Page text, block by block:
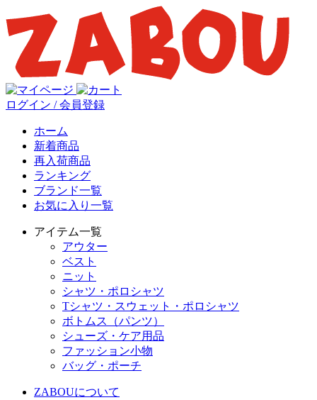
ログイン / 会員登録
ホーム
新着商品
再入荷商品
ランキング
ブランド一覧
お気に入り一覧
アイテム一覧
アウター
ベスト
ニット
シャツ・ポロシャツ
Tシャツ・スウェット・ポロシャツ
ボトムス（パンツ）
シューズ・ケア用品
ファッション小物
バッグ・ポーチ
ZABOUについて